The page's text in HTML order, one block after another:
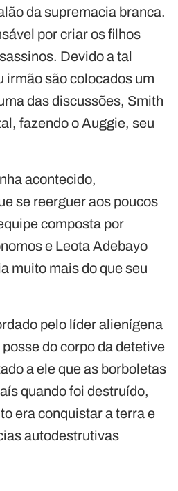
da supremacia branca.
por criar os filhos
Devido a tal
irmão são colocados um
das discussões, Smith
fazendo o Auggie, seu
acontecido,
se reerguer aos poucos
composta por
e Leota Adebayo
muito mais do que seu
pelo líder alienígena
do corpo da detetive
a ele que as borboletas
quando foi destruído,
era conquistar a terra e
autodestrutivas